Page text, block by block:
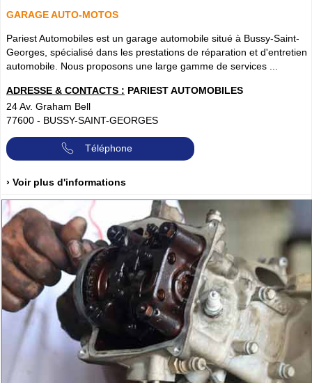
GARAGE AUTO-MOTOS
Pariest Automobiles est un garage automobile situé à Bussy-Saint-
Georges, spécialisé dans les prestations de réparation et d'entretien
automobile. Nous proposons une large gamme de services ...
ADRESSE & CONTACTS : PARIEST AUTOMOBILES
24 Av. Graham Bell
77600 - BUSSY-SAINT-GEORGES
Téléphone
› Voir plus d'informations